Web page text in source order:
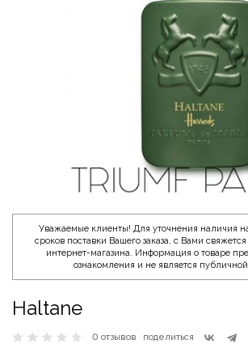
Уважаемые клиенты! Для уточнения наличия
сроков поставки Вашего заказа, с Вами
интернет-магазина. Информация о товаре
ознакомления и не является
Haltane
0 отзывов поделиться